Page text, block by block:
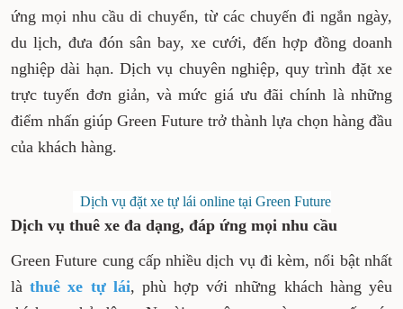
ứng mọi nhu cầu di chuyển, từ các chuyến đi ngắn ngày,
du lịch, đưa đón sân bay, xe cưới, đến hợp đồng doanh
nghiệp dài hạn. Dịch vụ chuyên nghiệp, quy trình đặt xe
trực tuyến đơn giản, và mức giá ưu đãi chính là những
điểm nhấn giúp Green Future trở thành lựa chọn hàng đầu
của khách hàng.
Dịch vụ đặt xe tự lái online tại Green Future
Dịch vụ thuê xe đa dạng, đáp ứng mọi nhu cầu
Green Future cung cấp nhiều dịch vụ đi kèm, nổi bật nhất
làthuê xe tự lái, phù hợp với những khách hàng yêu